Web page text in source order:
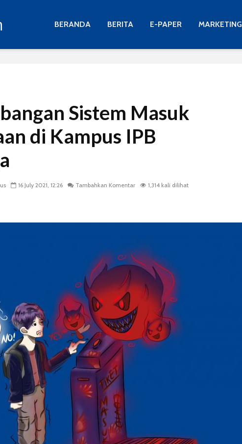
BERANDA BERITA E-PAPER MARKETING
Sistem Masuk
di Kampus IPB
16 July 2021, 12:26 Tambahkan Komentar
1,314 kali dilihat